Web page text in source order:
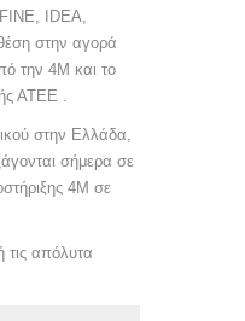
FINE, IDEA,
στην αγορά
την 4Μ και το
ΑΤΕΕ .
στην Ελλάδα,
σήμερα σε
4Μ σε
τις απόλυτα